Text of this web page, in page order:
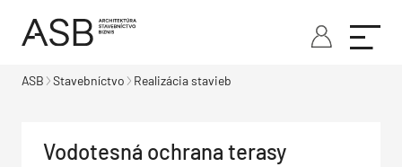
ASB Stavebníctvo Realizácia stavieb
Vodotesná ochrana terasy